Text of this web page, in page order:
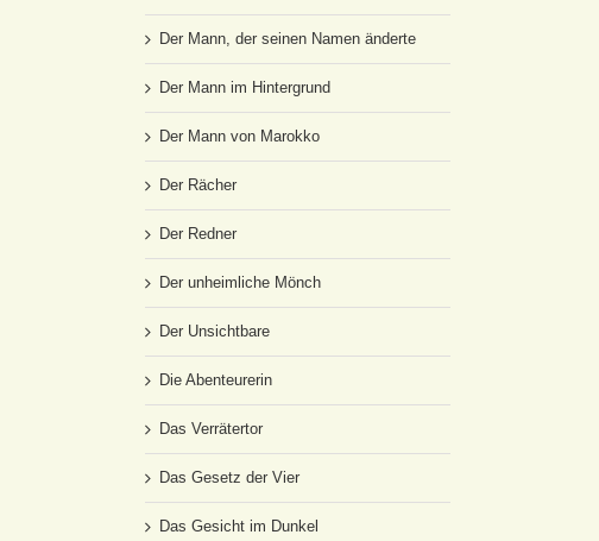
Der Mann, der seinen Namen änderte
Der Mann im Hintergrund
Der Mann von Marokko
Der Rächer
Der Redner
Der unheimliche Mönch
Der Unsichtbare
Die Abenteurerin
Das Verrätertor
Das Gesetz der Vier
Das Gesicht im Dunkel